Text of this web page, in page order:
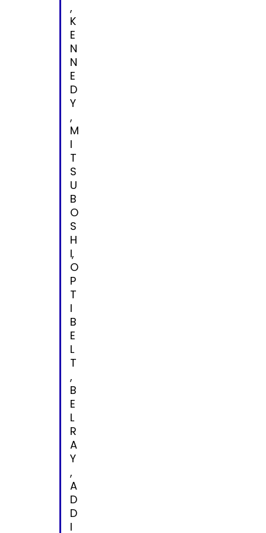
,
K
E
N
N
E
D
Y
,
M
I
T
S
U
B
O
S
H
I,
O
P
T
I
B
E
L
T
,
B
E
L
R
A
Y
,
A
D
D
I